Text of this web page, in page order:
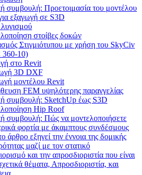
συμβουλή: Προετοιμασία του μοντέλου
εξαγωγή σε S3D
στοίβες δοκών
Στιγμιότυπου με χρήση του SkyCiv
10)
στο Revit
3D DXF
μοντέλου Revit
FEM υψηλότερης παραγγελίας
συμβουλή: SketchUp έως S3D
Hip Roof
συμβουλή: Πώς να μοντελοποιήσετε
φορτία με άκαμπτους συνδέσμους
άρθρο εξηγεί την έννοια της δομικής
μαζί με τον στατικό
και την απροσδιοριστία που είναι
θέματα, Απροσδιοριστία, και